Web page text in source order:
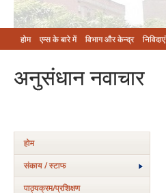
होम एम्‍स के बारे में विभाग और केन्‍द्र निविदाएं
अनुसंधान नवाचार
होम
संकाय / स्टाफ
पाठ्यक्रम/प्रशिक्षण